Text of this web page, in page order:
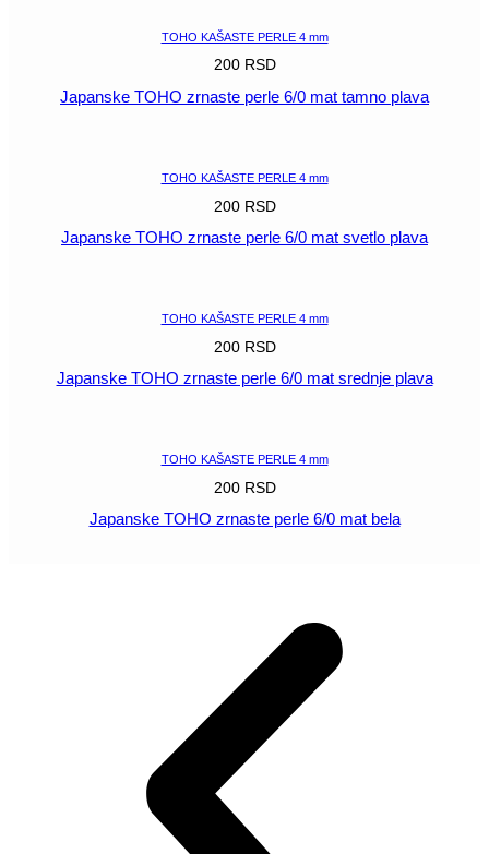
TOHO KAŠASTE PERLE 4 mm
200 RSD
Japanske TOHO zrnaste perle 6/0 mat tamno plava
TOHO KAŠASTE PERLE 4 mm
200 RSD
Japanske TOHO zrnaste perle 6/0 mat svetlo plava
TOHO KAŠASTE PERLE 4 mm
200 RSD
Japanske TOHO zrnaste perle 6/0 mat srednje plava
TOHO KAŠASTE PERLE 4 mm
200 RSD
Japanske TOHO zrnaste perle 6/0 mat bela